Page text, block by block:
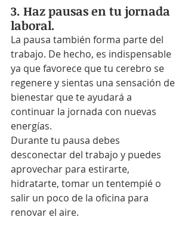
3. Haz pausas en tu jornada
laboral.
La pausa también forma parte del
trabajo. De hecho, es indispensable
ya que favorece que tu cerebro se
regenere y sientas una sensación de
bienestar que te ayudará a
continuar la jornada con nuevas
energías.
Durante tu pausa debes
desconectar del trabajo y puedes
aprovechar para estirarte,
hidratarte, tomar un tentempié o
salir un poco de la oficina para
renovar el aire.